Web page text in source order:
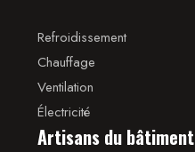
Refroidissement
Chauffage
Ventilation
Électricité
Artisans du bâtiment